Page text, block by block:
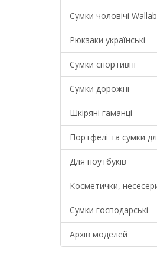
Cумки чоловічі
Рюкзаки українські
Сумки спортивні
Сумки дорожні
Шкіряні гаманці
Портфелі та сумки
Для ноутбуків
Косметички,
Сумки господарські
Архів моделей